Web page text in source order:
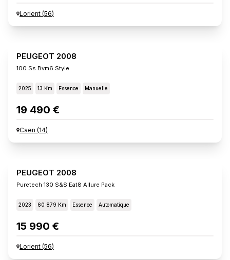
Lorient (56)
PEUGEOT 2008
100 Ss Bvm6 Style
2025 13 Km Essence Manuelle
19 490 €
Caen (14)
PEUGEOT 2008
Puretech 130 S&s Eat8 Allure Pack
2023 60 879 Km Essence Automatique
15 990 €
Lorient (56)